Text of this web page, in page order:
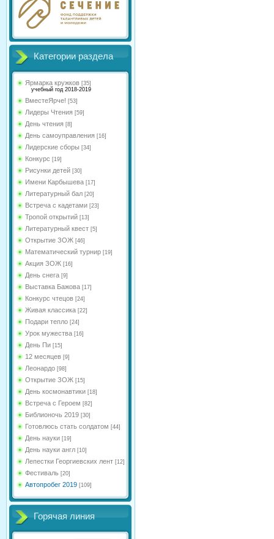
Категории раздела
Ярмарка кружков [35]
учебный год 2018-2019
ВместеЯрче! [53]
Лидеры Чтения [59]
День чтения [8]
День самоуправления [16]
Лидерские сборы [34]
Конкурс [19]
Рисунки детей [30]
Имени Карбышева [17]
Литературный бал [20]
Встреча с кадетами [23]
Тропой открытий [13]
Литературный квест [5]
Открытие ЗОЖ [46]
Математический турнир [19]
Акция ЗОЖ [16]
День снега [9]
Выставка Бажова [17]
Конкурс чтецов [24]
Живая классика [22]
Подари тепло [24]
Урок мужества [16]
День Пи [15]
12 месяцев [9]
Леонардо [98]
Открытие ЗОЖ [15]
День космонавтики [18]
Встреча с Героем [82]
Библионочь 2019 [30]
Готовлюсь стать солдатом [44]
День науки [19]
День науки англ [10]
Лепестки Георгиевских лент [12]
Фестиваль [20]
Автопробег 2019 [109]
Горячая линия